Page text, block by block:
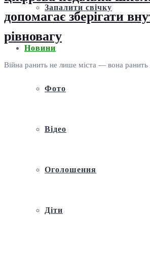
Запалити свічку
Новини
Фото
Відео
Оголошення
Діти
допомагає зберігати
рівновагу
Війна ранить не лише міста — вона ранить